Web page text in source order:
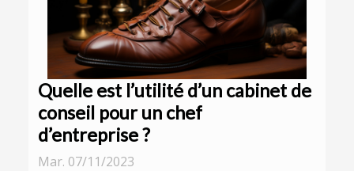
Quelle est l’utilité d’un cabinet de
conseil pour un chef
d’entreprise ?
Mar. 07/11/2023